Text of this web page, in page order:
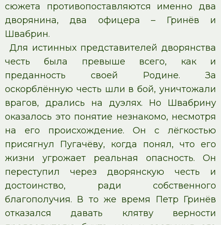
сюжета противопоставляются именно два
дворянина, два офицера – Гринёв и
Швабрин.
Для истинных представителей дворянства
честь была превыше всего, как и
преданность своей Родине. За
оскорблённую честь шли в бой, уничтожали
врагов, дрались на дуэлях. Но Швабрину
оказалось это понятие незнакомо, несмотря
на его происхождение. Он с лёгкостью
присягнул Пугачёву, когда понял, что его
жизни угрожает реальная опасность. Он
переступил через дворянскую честь и
достоинство, ради собственного
благополучия. В то же время Петр Гринёв
отказался давать клятву верности